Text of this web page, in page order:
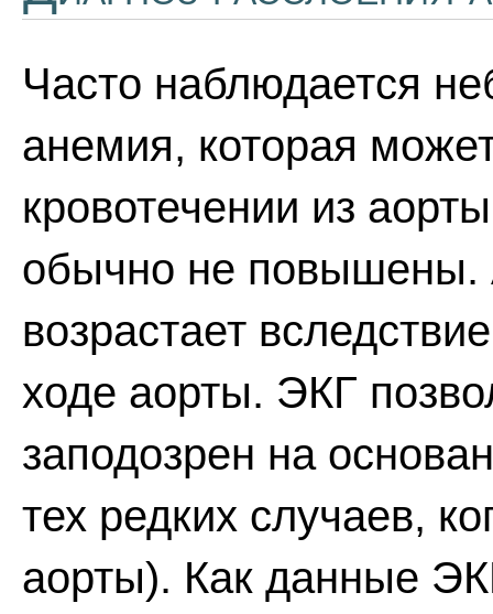
Часто наблюдается
анемия, которая
кровотечении из
обычно не повышены.
возрастает
ходе аорты. ЭКГ
заподозрен на
тех редких случаев,
аорты). Как данные